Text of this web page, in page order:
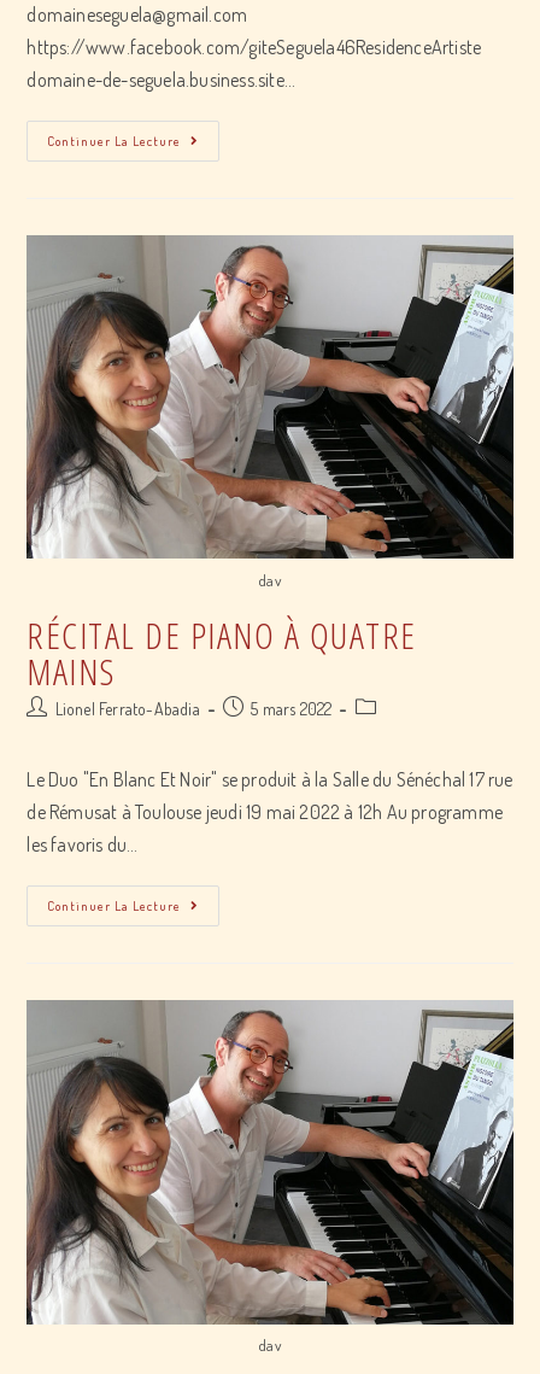
domaineseguela@gmail.com
https://www.facebook.com/giteSeguela46ResidenceArtiste
domaine-de-seguela.business.site…
Continuer La Lecture
lyrique
dav
RÉCITAL DE PIANO À QUATRE
MAINS
Post Lionel Ferrato-Abadia
Post 5 mars 2022
Post
Le Duo "En Blanc Et Noir" se produit à la Salle du Sénéchal 17 rue
de Rémusat à Toulouse jeudi 19 mai 2022 à 12h Au programme
les favoris du…
Continuer La Lecture
de
quatre
mains
dav